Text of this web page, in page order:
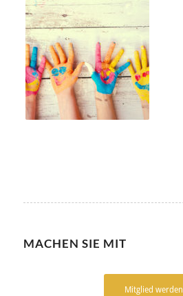
MACHEN SIE MIT
Mitglied werden